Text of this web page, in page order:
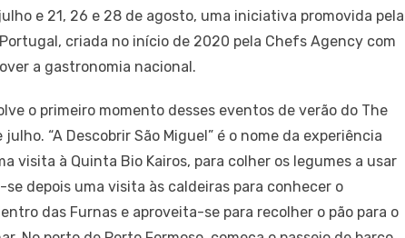
e 21, 26 e 28 de agosto, uma iniciativa promovida pela
criada no início de 2020 pela Chefs Agency com
a gastronomia nacional.
o primeiro momento desses eventos de verão do The
“A Descobrir São Miguel” é o nome da experiência
visita à Quinta Bio Kairos, para colher os legumes a usar
depois uma visita às caldeiras para conhecer o
das Furnas e aproveita-se para recolher o pão para o